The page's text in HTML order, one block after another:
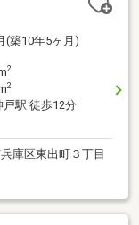
(築10年5ヶ月)
2
2
駅 徒歩12分
庫区東出町３丁目